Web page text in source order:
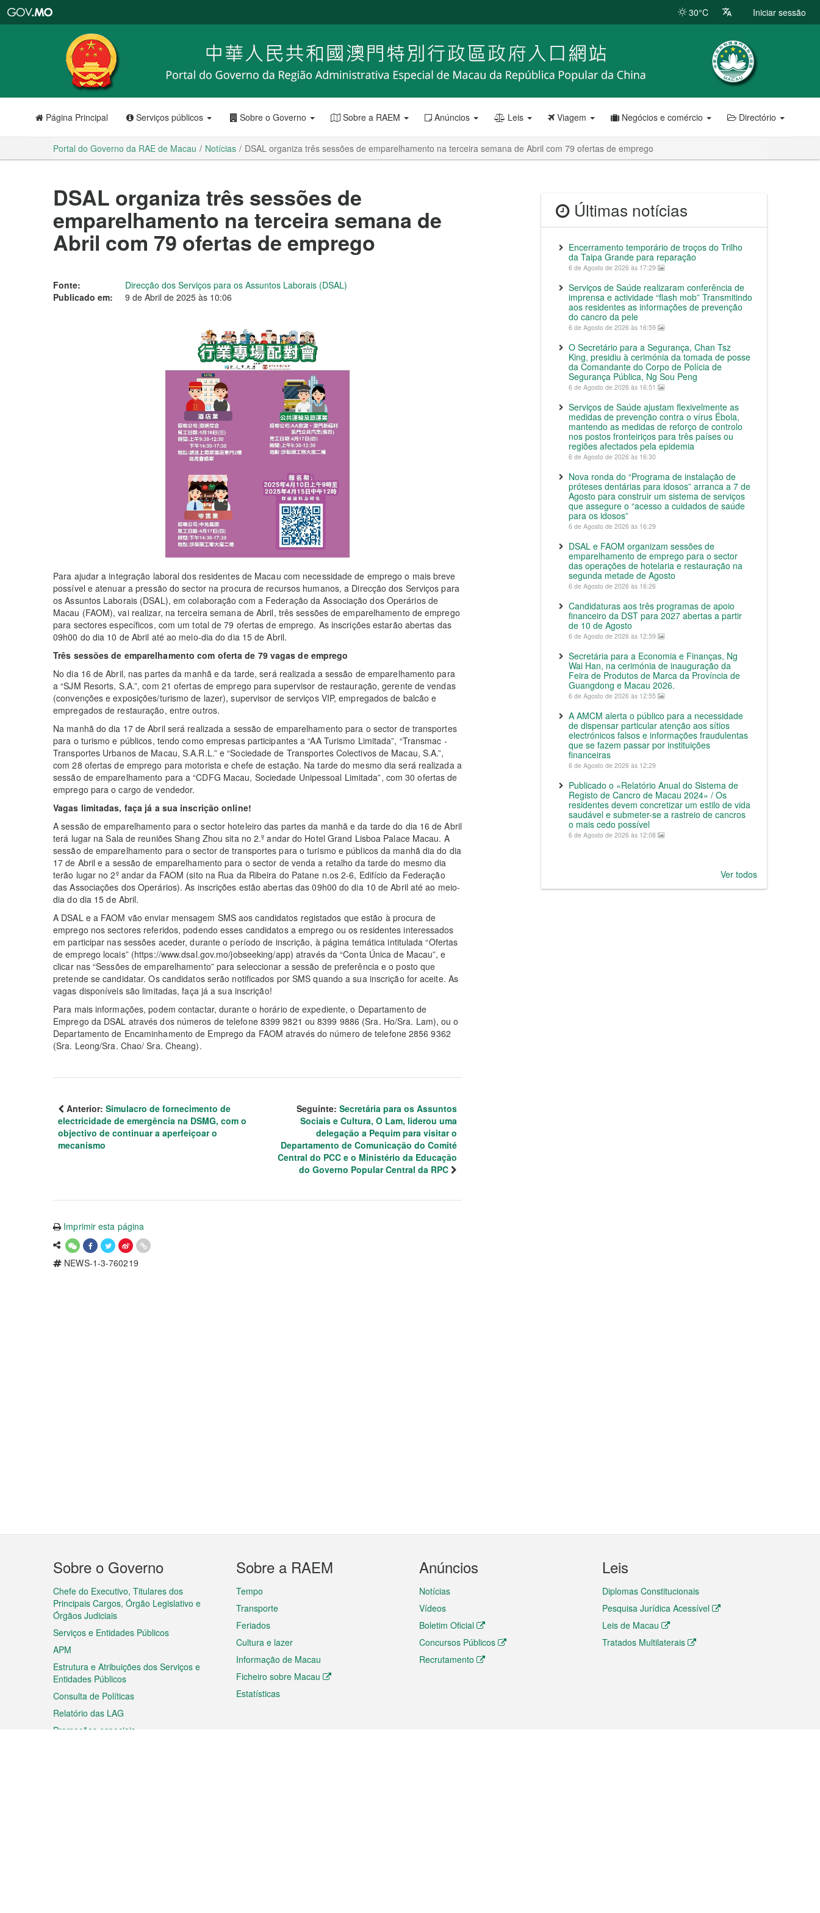
RAE
de
Macau
30°C Iniciar sessão
Página Principal Serviços públicos Sobre o Governo Sobre a RAEM Anúncios Leis Viagem Negócios e comércio Directório
Portal do Governo da RAE de Macau Notícias DSAL organiza três sessões de emparelhamento na terceira semana de Abril com 79 ofertas de emprego
DSAL organiza três sessões de
emparelhamento na terceira semana de
Abril com 79 ofertas de emprego
Fonte:
Direcção dos Serviços para os Assuntos Laborais (DSAL)
Publicado em:
9 de Abril de 2025 às 10:06
Para ajudar a integração laboral dos residentes de Macau com necessidade de emprego o mais breve
possível e atenuar a pressão do sector na procura de recursos humanos, a Direcção dos Serviços para
os Assuntos Laborais (DSAL), em colaboração com a Federação da Associação dos Operários de
Macau (FAOM), vai realizar, na terceira semana de Abril, três sessões de emparelhamento de emprego
para sectores específicos, com um total de 79 ofertas de emprego. As inscrições estarão abertas das
09h00 do dia 10 de Abril até ao meio-dia do dia 15 de Abril.
Três sessões de emparelhamento com oferta de 79 vagas de emprego
No dia 16 de Abril, nas partes da manhã e da tarde, será realizada a sessão de emparelhamento para
a “SJM Resorts, S.A.”, com 21 ofertas de emprego para supervisor de restauração, gerente de vendas
(convenções e exposições/turismo de lazer), supervisor de serviços VIP, empregados de balcão e
empregados de restauração, entre outros.
Na manhã do dia 17 de Abril será realizada a sessão de emparelhamento para o sector de transportes
para o turismo e públicos, tendo como empresas participantes a “AA Turismo Limitada”, “Transmac -
Transportes Urbanos de Macau, S.A.R.L.” e “Sociedade de Transportes Colectivos de Macau, S.A.”,
com 28 ofertas de emprego para motorista e chefe de estação. Na tarde do mesmo dia será realizada a
sessão de emparelhamento para a “CDFG Macau, Sociedade Unipessoal Limitada”, com 30 ofertas de
emprego para o cargo de vendedor.
Vagas limitadas, faça já a sua inscrição online!
A sessão de emparelhamento para o sector hoteleiro das partes da manhã e da tarde do dia 16 de Abril
terá lugar na Sala de reuniões Shang Zhou sita no 2.º andar do Hotel Grand Lisboa Palace Macau. A
sessão de emparelhamento para o sector de transportes para o turismo e públicos da manhã dia do dia
17 de Abril e a sessão de emparelhamento para o sector de venda a retalho da tarde do mesmo dia
terão lugar no 2º andar da FAOM (sito na Rua da Ribeira do Patane n.os 2-6, Edifício da Federação
das Associações dos Operários). As inscrições estão abertas das 09h00 do dia 10 de Abril até ao meio-
dia do dia 15 de Abril.
A DSAL e a FAOM vão enviar mensagem SMS aos candidatos registados que estão à procura de
emprego nos sectores referidos, podendo esses candidatos a emprego ou os residentes interessados
em participar nas sessões aceder, durante o período de inscrição, à página temática intitulada “Ofertas
de emprego locais” (https://www.dsal.gov.mo/jobseeking/app) através da “Conta Única de Macau”, e
clicar nas “Sessões de emparelhamento” para seleccionar a sessão de preferência e o posto que
pretende se candidatar. Os candidatos serão notificados por SMS quando a sua inscrição for aceite. As
vagas disponíveis são limitadas, faça já a sua inscrição!
Para mais informações, podem contactar, durante o horário de expediente, o Departamento de
Emprego da DSAL através dos números de telefone 8399 9821 ou 8399 9886 (Sra. Ho/Sra. Lam), ou o
Departamento de Encaminhamento de Emprego da FAOM através do número de telefone 2856 9362
(Sra. Leong/Sra. Chao/ Sra. Cheang).
Anterior: Simulacro de fornecimento de
electricidade de emergência na DSMG, com o
objectivo de continuar a aperfeiçoar o
mecanismo
Seguinte: Secretária para os Assuntos
Sociais e Cultura, O Lam, liderou uma
delegação a Pequim para visitar o
Departamento de Comunicação do Comité
Central do PCC e o Ministério da Educação
do Governo Popular Central da RPC
Imprimir esta página
NEWS-1-3-760219
Últimas notícias
Encerramento temporário de troços do Trilho
da Taipa Grande para reparação
6 de Agosto de 2026 às 17:29
Serviços de Saúde realizaram conferência de
imprensa e actividade “flash mob” Transmitindo
aos residentes as informações de prevenção
do cancro da pele
6 de Agosto de 2026 às 16:59
O Secretário para a Segurança, Chan Tsz
King, presidiu à cerimónia da tomada de posse
da Comandante do Corpo de Polícia de
Segurança Pública, Ng Sou Peng
6 de Agosto de 2026 às 16:51
Serviços de Saúde ajustam flexivelmente as
medidas de prevenção contra o vírus Ébola,
mantendo as medidas de reforço de controlo
nos postos fronteiriços para três países ou
regiões afectados pela epidemia
6 de Agosto de 2026 às 16:30
Nova ronda do “Programa de instalação de
próteses dentárias para idosos” arranca a 7 de
Agosto para construir um sistema de serviços
que assegure o “acesso a cuidados de saúde
para os idosos”
6 de Agosto de 2026 às 16:29
DSAL e FAOM organizam sessões de
emparelhamento de emprego para o sector
das operações de hotelaria e restauração na
segunda metade de Agosto
6 de Agosto de 2026 às 16:26
Candidaturas aos três programas de apoio
financeiro da DST para 2027 abertas a partir
de 10 de Agosto
6 de Agosto de 2026 às 12:59
Secretária para a Economia e Finanças, Ng
Wai Han, na cerimónia de inauguração da
Feira de Produtos de Marca da Província de
Guangdong e Macau 2026.
6 de Agosto de 2026 às 12:55
A AMCM alerta o público para a necessidade
de dispensar particular atenção aos sítios
electrónicos falsos e informações fraudulentas
que se fazem passar por instituições
financeiras
6 de Agosto de 2026 às 12:29
Publicado o «Relatório Anual do Sistema de
Registo de Cancro de Macau 2024» / Os
residentes devem concretizar um estilo de vida
saudável e submeter-se a rastreio de cancros
o mais cedo possível
6 de Agosto de 2026 às 12:08
Ver todos
Menu
do
rodapé
Sobre o Governo
Chefe do Executivo, Titulares dos
Principais Cargos, Órgão Legislativo e
Órgãos Judiciais
Serviços e Entidades Públicos
APM
Estrutura e Atribuições dos Serviços e
Entidades Públicos
Consulta de Políticas
Relatório das LAG
Promoções especiais
Sobre a RAEM
Tempo
Transporte
Feriados
Cultura e lazer
Informação de Macau
Ficheiro sobre Macau
Estatísticas
Anúncios
Notícias
Vídeos
Boletim Oficial
Concursos Públicos
Recrutamento
Leis
Diplomas Constitucionais
Pesquisa Jurídica Acessível
Leis de Macau
Tratados Multilaterais